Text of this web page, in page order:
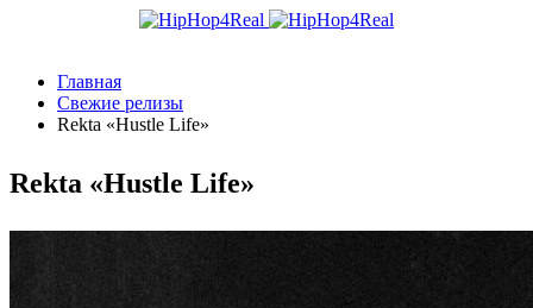
Главная
Свежие релизы
Rekta «Hustle Life»
Rekta «Hustle Life»